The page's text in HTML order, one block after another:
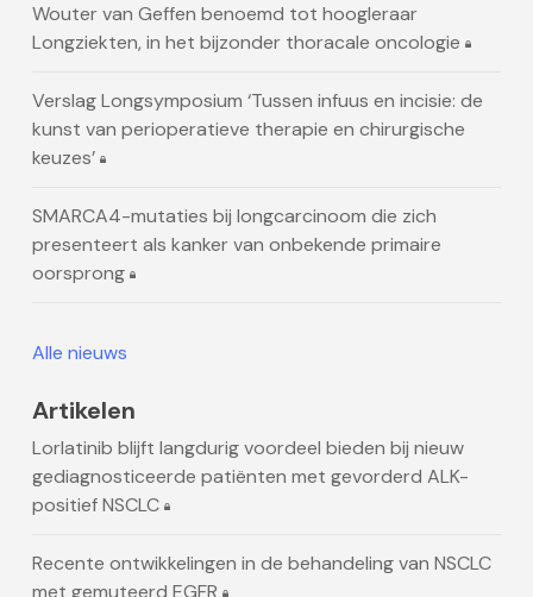
Wouter van Geffen benoemd tot hoogleraar
Longziekten, in het bijzonder thoracale oncologie
Verslag Longsymposium ‘Tussen infuus en incisie: de
kunst van perioperatieve therapie en chirurgische
keuzes’
SMARCA4-mutaties bij longcarcinoom die zich
presenteert als kanker van onbekende primaire
oorsprong
Alle nieuws
Artikelen
Lorlatinib blijft langdurig voordeel bieden bij nieuw
gediagnosticeerde patiënten met gevorderd ALK-
positief NSCLC
Recente ontwikkelingen in de behandeling van NSCLC